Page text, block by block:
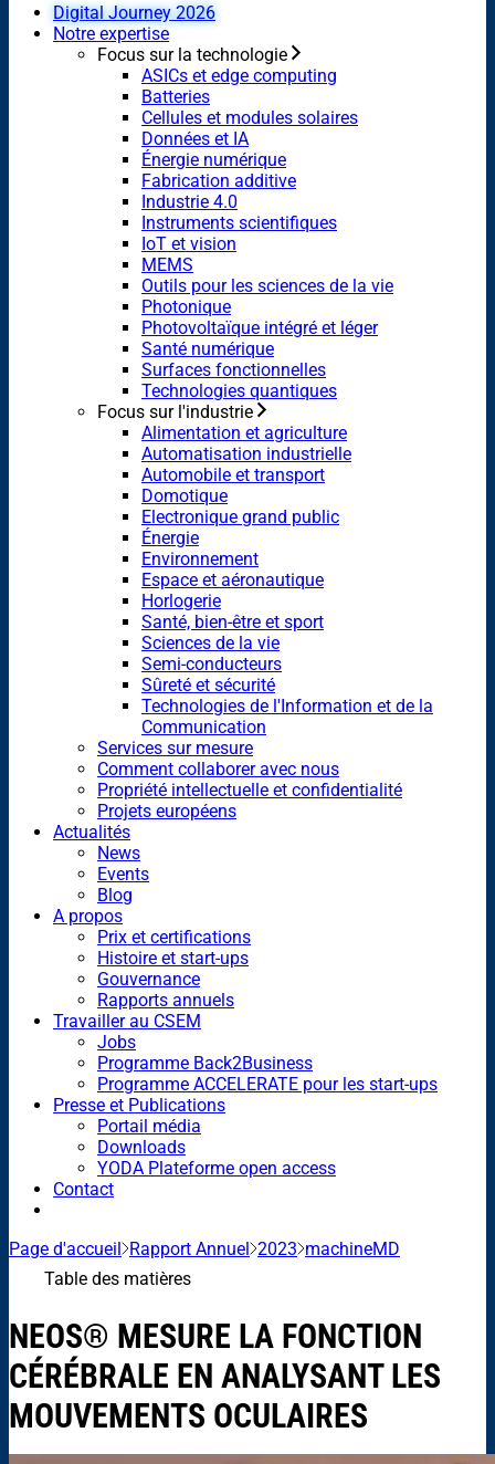
Digital Journey 2026
Notre expertise
Focus sur la technologie
ASICs et edge computing
Batteries
Cellules et modules solaires
Données et IA
Énergie numérique
Fabrication additive
Industrie 4.0
Instruments scientifiques
IoT et vision
MEMS
Outils pour les sciences de la vie
Photonique
Photovoltaïque intégré et léger
Santé numérique
Surfaces fonctionnelles
Technologies quantiques
Focus sur l'industrie
Alimentation et agriculture
Automatisation industrielle
Automobile et transport
Domotique
Electronique grand public
Énergie
Environnement
Espace et aéronautique
Horlogerie
Santé, bien-être et sport
Sciences de la vie
Semi-conducteurs
Sûreté et sécurité
Technologies de l'Information et de la
Communication
Services sur mesure
Comment collaborer avec nous
Propriété intellectuelle et confidentialité
Projets européens
Actualités
News
Events
Blog
A propos
Prix et certifications
Histoire et start-ups
Gouvernance
Rapports annuels
Travailler au CSEM
Jobs
Programme Back2Business
Programme ACCELERATE pour les start-ups
Presse et Publications
Portail média
Downloads
YODA Plateforme open access
Contact
Page d'accueil Rapport Annuel 2023 machineMD
Table des matières
NEOS® MESURE LA FONCTION
CÉRÉBRALE EN ANALYSANT LES
MOUVEMENTS OCULAIRES